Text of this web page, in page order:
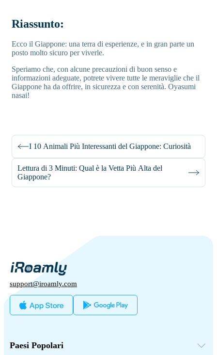
Riassunto:
Ecco il Giappone: una terra di esperienze, e in gran parte un
posto molto sicuro per viverle.
Speriamo che, con alcune precauzioni di buon senso e
informazioni adeguate, potrete vivere tutte le meraviglie che il
Giappone ha da offrire, in sicurezza e con serenità. Oyasumi
nasai!
I 10 Animali Più Interessanti del Giappone: Curiosità
Lettura di 3 Minuti: Qual è la Vetta Più Alta del
Giappone?
support@iroamly.com
Paesi Popolari